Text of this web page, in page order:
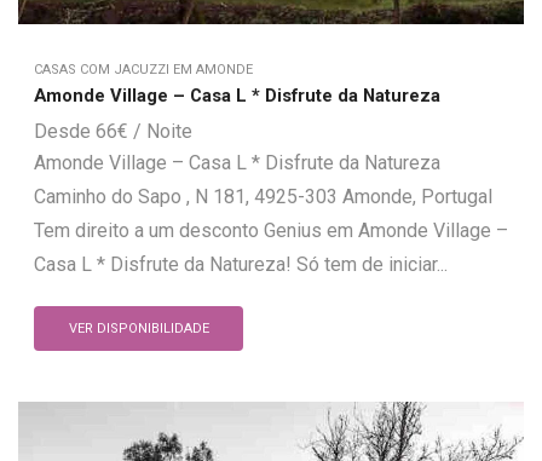
CASAS COM JACUZZI EM AMONDE
Amonde Village – Casa L * Disfrute da Natureza
66€
Amonde Village – Casa L * Disfrute da Natureza
Caminho do Sapo , N 181, 4925-303 Amonde, Portugal
Tem direito a um desconto Genius em Amonde Village –
Casa L * Disfrute da Natureza! Só tem de iniciar...
VER DISPONIBILIDADE